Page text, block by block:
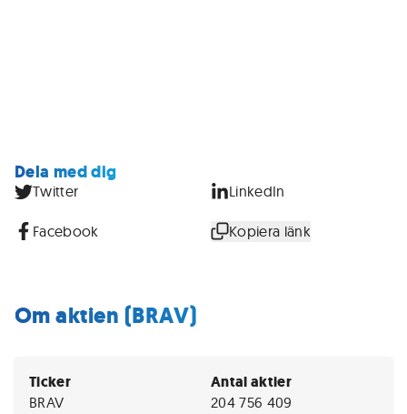
Dela med dig
Twitter LinkedIn
Facebook Kopiera länk
Om aktien (BRAV)
Ticker
BRAV
Antal aktier
204 756 409